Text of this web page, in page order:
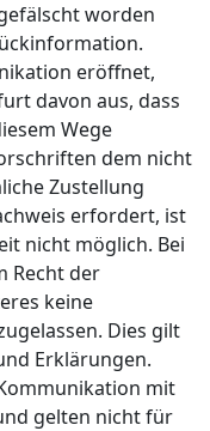
worden
eröffnet,
davon aus, dass
Wege
dem nicht
Zustellung
erfordert, ist
nicht möglich. Bei
Recht der
keine
Dies gilt
Erklärungen.
mit
gelten nicht für